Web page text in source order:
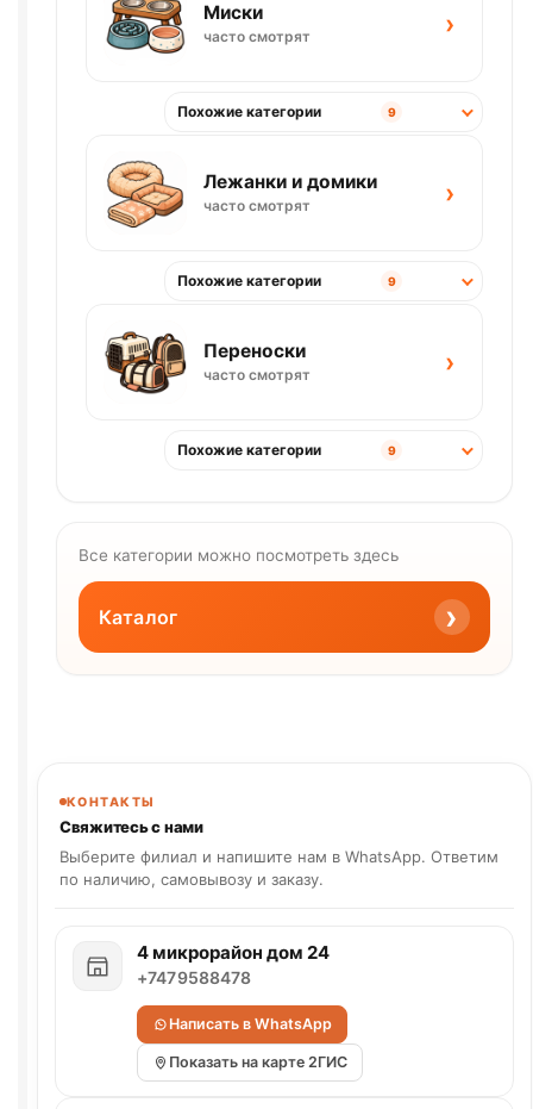
Миски
часто смотрят ›
Похожие категории 9
Лежанки и домики
часто смотрят ›
Похожие категории 9
Переноски
часто смотрят ›
Похожие категории 9
Все категории можно посмотреть здесь
Каталог ›
КОНТАКТЫ
Свяжитесь с нами
Выберите филиал и напишите нам в WhatsApp. Ответим
по наличию, самовывозу и заказу.
4 микрорайон дом 24
+7479588478
Написать в WhatsApp
Показать на карте 2ГИС